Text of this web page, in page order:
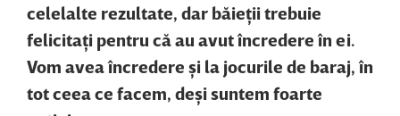
celelalte rezultate, dar băieţii trebuie
felicitaţi pentru că au avut încredere în ei.
Vom avea încredere şi la jocurile de baraj, în
tot ceea ce facem, deşi suntem foarte